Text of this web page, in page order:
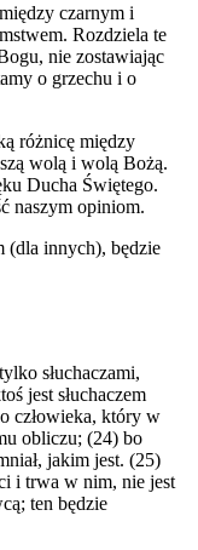
czarnym i
Rozdziela te
nie zostawiając
o grzechu i o
różnicę między
wolą i wolą Bożą.
Ducha Świętego.
naszym opiniom.
(dla innych), będzie
słuchaczami,
jest słuchaczem
człowieka, który w
obliczu; (24) bo
jakim jest. (25)
i trwa w nim, nie jest
ten będzie